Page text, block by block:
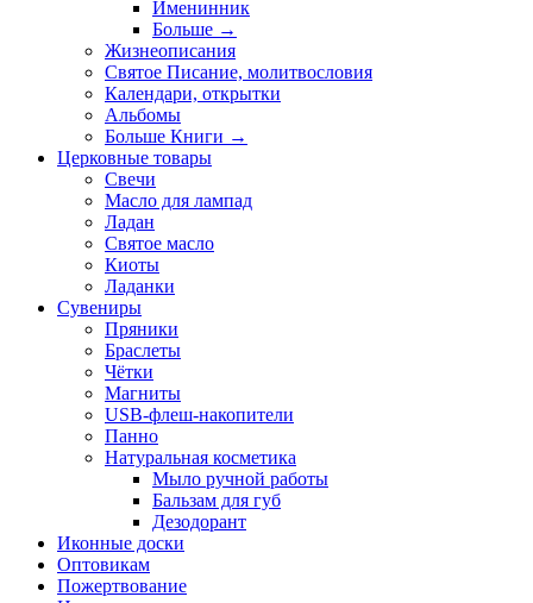
Именинник
Больше →
Жизнеописания
Святое Писание, молитвословия
Календари, открытки
Альбомы
Больше Книги →
Церковные товары
Свечи
Масло для лампад
Ладан
Святое масло
Киоты
Ладанки
Сувениры
Пряники
Браслеты
Чётки
Магниты
USB-флеш-накопители
Панно
Натуральная косметика
Мыло ручной работы
Бальзам для губ
Дезодорант
Иконные доски
Оптовикам
Пожертвование